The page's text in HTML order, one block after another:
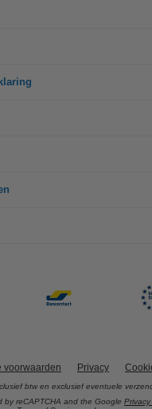
voorwaarden Privacy
btw en exclusief eventuele
by reCAPTCHA and the Google